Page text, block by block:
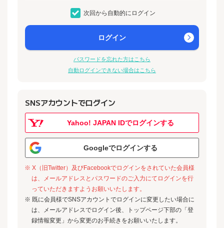
次回から自動的にログイン
ログイン
パスワードを忘れた方はこちら
自動ログインできない場合はこちら
SNSアカウントでログイン
Yahoo! JAPAN IDでログインする
Googleでログインする
※ X（旧Twitter）及びFacebookでログインをされていた会員様
は、メールアドレスとパスワードのご入力にてログインを行
っていただきますようお願いいたします。
※ 既に会員様でSNSアカウントでログインに変更したい場合に
は、メールアドレスでログイン後、トップページ下部の「登
録情報変更」から変更のお手続きをお願いいたします。